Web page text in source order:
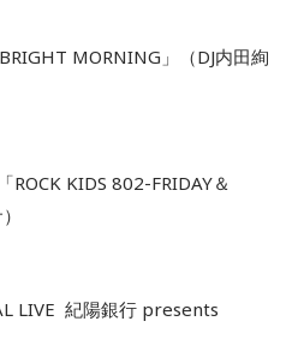
MORNING」（DJ内田絢
KIDS 802-FRIDAY＆
LIVE 紀陽銀行 presents